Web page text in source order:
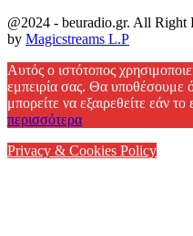
@2024 - beuradio.gr. All Right
by Magicstreams L.P
Αυτός ο ιστότοπος
εμπειρία σας. Θα υποθέσουμε
μπορείτε να εξαιρεθείτε εάν το
περισσότερα
Privacy & Cookies Policy